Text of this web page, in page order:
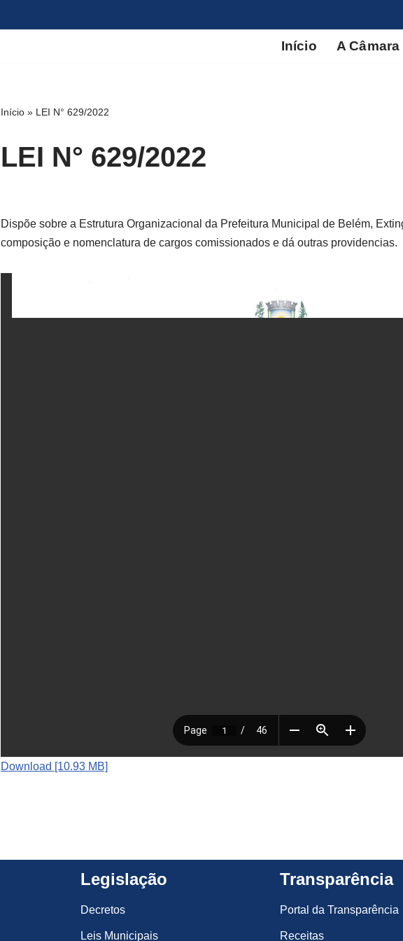
Início A Câmara
Início » LEI N° 629/2022
LEI N° 629/2022
Dispõe sobre a Estrutura Organizacional da Prefeitura Municipal de Belém,
composição e nomenclatura de cargos comissionados e dá outras providencias.
Download [10.93 MB]
Legislação
Decretos
Leis Municipais
Transparência
Portal da Transparência
Receitas